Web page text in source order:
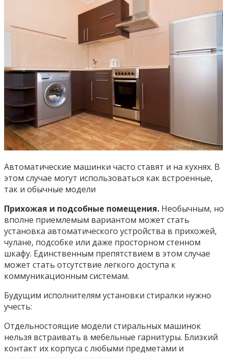
Автоматические машинки часто ставят и на кухнях. В
этом случае могут использоваться как встроенные,
так и обычные модели
Прихожая и подсобные помещения. Необычным, но
вполне приемлемым вариантом может стать
установка автоматического устройства в прихожей,
чулане, подсобке или даже просторном стенном
шкафу. Единственным препятствием в этом случае
может стать отсутствие легкого доступа к
коммуникационным системам.
Будущим исполнителям установки стиралки нужно
учесть:
Отдельностоящие модели стиральных машинок
нельзя встраивать в мебельные гарнитуры. Близкий
контакт их корпуса с любыми предметами и